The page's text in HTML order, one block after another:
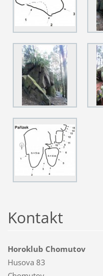
Kontakt
Horoklub Chomutov
Husova 83